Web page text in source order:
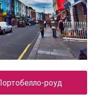
роуд